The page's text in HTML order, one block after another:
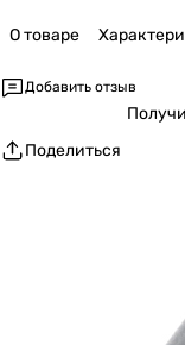
О товаре
Добавить отзыв
Поделиться